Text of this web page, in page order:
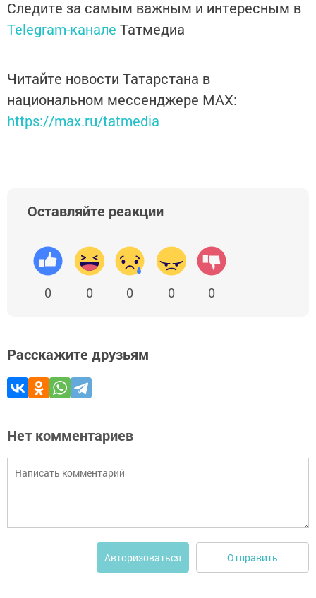
Следите за самым важным и интересным в
Telegram-канале Татмедиа
Читайте новости Татарстана в
национальном мессенджере MАХ:
https://max.ru/tatmedia
Оставляйте реакции
0 0 0 0 0
Расскажите друзьям
Нет комментариев
Авторизоваться Отправить